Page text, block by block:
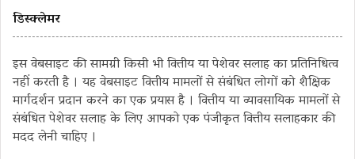
डिस्क्लेमर
इस वेबसाइट की सामग्री किसी भी वित्तीय या पेशेवर सलाह का प्रतिनिधित्व
नहीं करती है । यह वेबसाइट वित्तीय मामलों से संबंधित लोगों को शैक्षिक
मार्गदर्शन प्रदान करने का एक प्रयास है । वित्तीय या व्यावसायिक मामलों से
संबंधित पेशेवर सलाह के लिए आपको एक पंजीकृत वित्तीय सलाहकार की
मदद लेनी चाहिए ।